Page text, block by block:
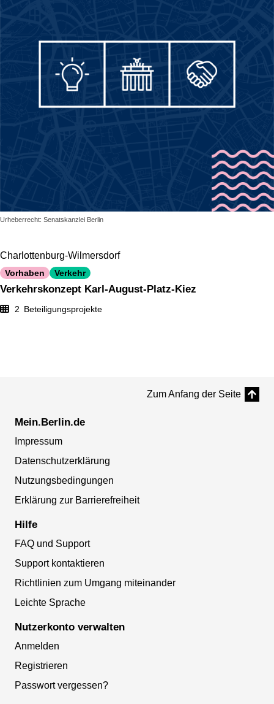
Urheberrecht: Senatskanzlei Berlin
Charlottenburg-Wilmersdorf
Vorhaben Verkehr
Verkehrskonzept Karl-August-Platz-Kiez
2 Beteiligungsprojekte
Zum Anfang der Seite
Mein.Berlin.de
Impressum
Datenschutzerklärung
Nutzungsbedingungen
Erklärung zur Barrierefreiheit
Hilfe
FAQ und Support
Support kontaktieren
Richtlinien zum Umgang miteinander
Leichte Sprache
Nutzerkonto verwalten
Anmelden
Registrieren
Passwort vergessen?